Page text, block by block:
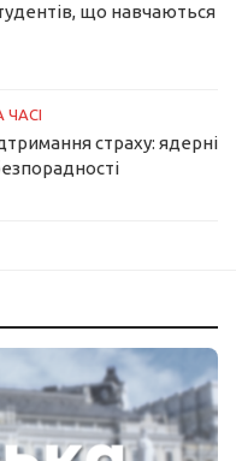
що навчаються
ЧАСІ
страху: ядерні